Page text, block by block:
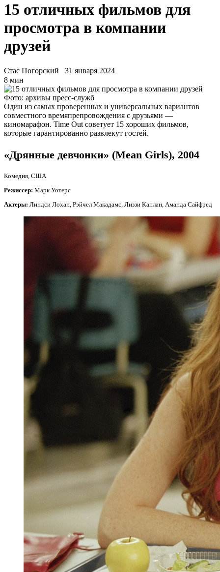
15 отличных фильмов для
просмотра в компании
друзей
Стас Погорский
31 января 2024
8 мин
Фото: архивы пресс-служб
Один из самых проверенных и универсальных вариантов
совместного времяпрепровождения с друзьями —
киномарафон. Time Out советует 15 хороших фильмов,
которые гарантированно развлекут гостей.
«Дрянные девчонки» (Mean Girls), 2004
Комедия, США
Режиссер: Марк Уотерс
Актеры: Линдси Лохан, Рэйчел Макадамс, Лиззи Каплан, Аманда Сайфред